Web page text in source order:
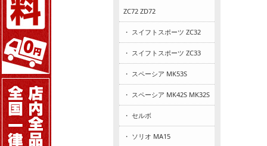
ZC72 ZD72
・ スイフトスポーツ ZC32
・ スイフトスポーツ ZC33
・ スペーシア MK53S
・ スペーシア MK42S MK32S
・ セルボ
・ ソリオ MA15